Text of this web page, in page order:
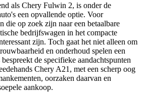
als Chery Fulwin 2, is onder de
een opvallende optie. Voor
die op zoek zijn naar een betaalbare
bedrijfswagen in het compacte
zijn. Toch gaat het niet alleen om
en onderhoud spelen een
de specifieke aandachtspunten
Chery A21, met een scherp oog
oorzaken daarvan en
aankoop.